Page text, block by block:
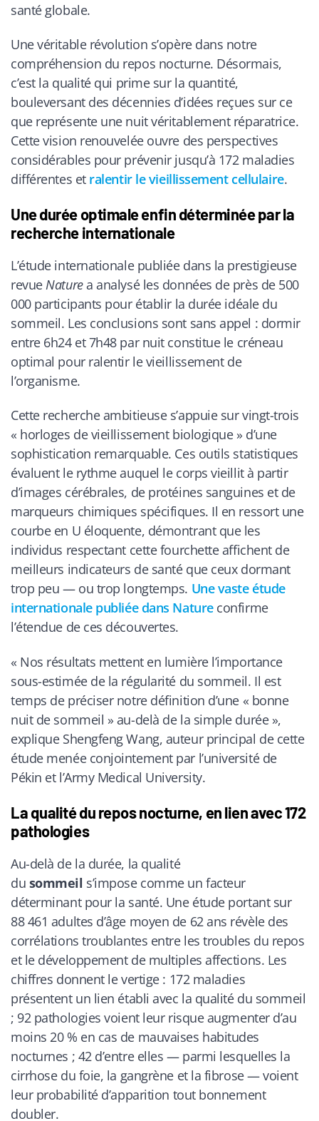
santé globale.
Une véritable révolution s’opère dans notre
compréhension du repos nocturne. Désormais,
c’est la qualité qui prime sur la quantité,
bouleversant des décennies d’idées reçues sur ce
que représente une nuit véritablement réparatrice.
Cette vision renouvelée ouvre des perspectives
considérables pour prévenir jusqu’à 172 maladies
différentes et ralentir le vieillissement cellulaire.
Une durée optimale enfin déterminée par la
recherche internationale
L’étude internationale publiée dans la prestigieuse
revueNaturea analysé les données de près de 500
000 participants pour établir la durée idéale du
sommeil. Les conclusions sont sans appel : dormir
entre 6h24 et 7h48 par nuit constitue le créneau
optimal pour ralentir le vieillissement de
l’organisme.
Cette recherche ambitieuse s’appuie sur vingt-trois
« horloges de vieillissement biologique » d’une
sophistication remarquable. Ces outils statistiques
évaluent le rythme auquel le corps vieillit à partir
d’images cérébrales, de protéines sanguines et de
marqueurs chimiques spécifiques. Il en ressort une
courbe en U éloquente, démontrant que les
individus respectant cette fourchette affichent de
meilleurs indicateurs de santé que ceux dormant
trop peu — ou trop longtemps. Une vaste étude
internationale publiée dans Natureconfirme
l’étendue de ces découvertes.
« Nos résultats mettent en lumière l’importance
sous-estimée de la régularité du sommeil. Il est
temps de préciser notre définition d’une « bonne
nuit de sommeil » au-delà de la simple durée »,
explique Shengfeng Wang, auteur principal de cette
étude menée conjointement par l’université de
Pékin et l’Army Medical University.
La qualité du repos nocturne, en lien avec 172
pathologies
Au-delà de la durée, la qualité
du sommeil s’impose comme un facteur
déterminant pour la santé. Une étude portant sur
88 461 adultes d’âge moyen de 62 ans révèle des
corrélations troublantes entre les troubles du repos
et le développement de multiples affections. Les
chiffres donnent le vertige : 172 maladies
présentent un lien établi avec la qualité du sommeil
; 92 pathologies voient leur risque augmenter d’au
moins 20 % en cas de mauvaises habitudes
nocturnes ; 42 d’entre elles — parmi lesquelles la
cirrhose du foie, la gangrène et la fibrose — voient
leur probabilité d’apparition tout bonnement
doubler.